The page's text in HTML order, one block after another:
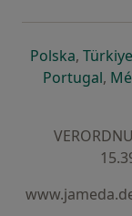
Polskaöffnet
, Türkiye
Portugal,